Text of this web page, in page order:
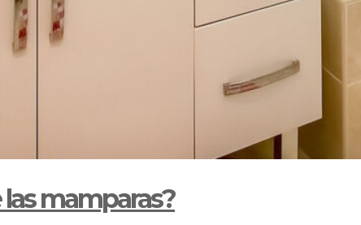
mamparas?